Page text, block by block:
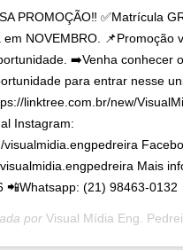
PROMOÇÃO‼️ ✅Matrícula
NOVEMBRO. 📌Promoção
➡️Venha conhecer
para entrar nesse
linktree.com.br/new/
Instagram:
Mais
(21) 98463-0132
por Visual Mídia Eng.